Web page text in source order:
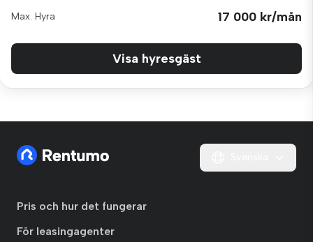
Max. Hyra 17 000 kr/mån
Visa hyresgäst
Pris och hur det fungerar
För leasingagenter